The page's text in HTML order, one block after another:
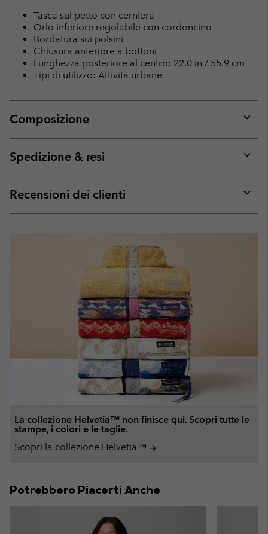
Tasca sul petto con cerniera
Orlo inferiore regolabile con cordoncino
Bordatura sui polsini
Chiusura anteriore a bottoni
Lunghezza posteriore al centro: 22.0 in / 55.9 cm
Tipi di utilizzo: Attività urbane
Composizione
or
Spedizione & resi
or
Recensioni dei clienti
or
La collezione Helvetia™ non finisce qui. Scopri tutte le
stampe, i colori e le taglie.
Scopri la collezione Helvetia™ arrow_forward
Potrebbero Piacerti Anche